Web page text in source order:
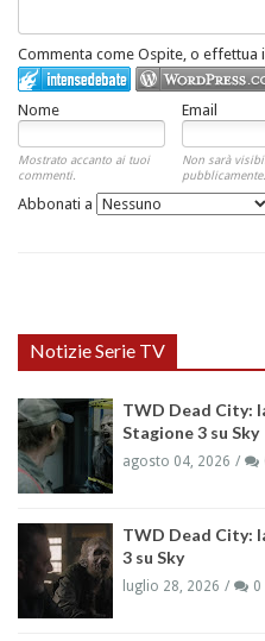
Commenta come Ospite, o effettua
Nome Email
Mostrato accanto ai tuoi
commenti.
Non sarà
pubblicamente.
Abbonati a
Notizie Serie TV
TWD Dead City:
Stagione 3 su Sky
agosto 04, 2026
TWD Dead City:
3 su Sky
luglio 28, 2026 0